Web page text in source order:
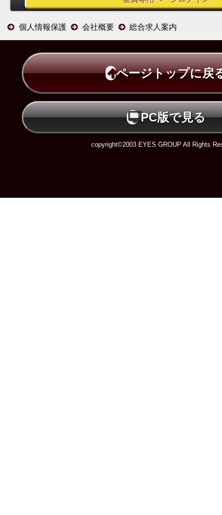
個人情報保護 会社概要 総合求人案内
ページトップに戻
PC版で見る
copyright©2003 EYES GROUP All Rights